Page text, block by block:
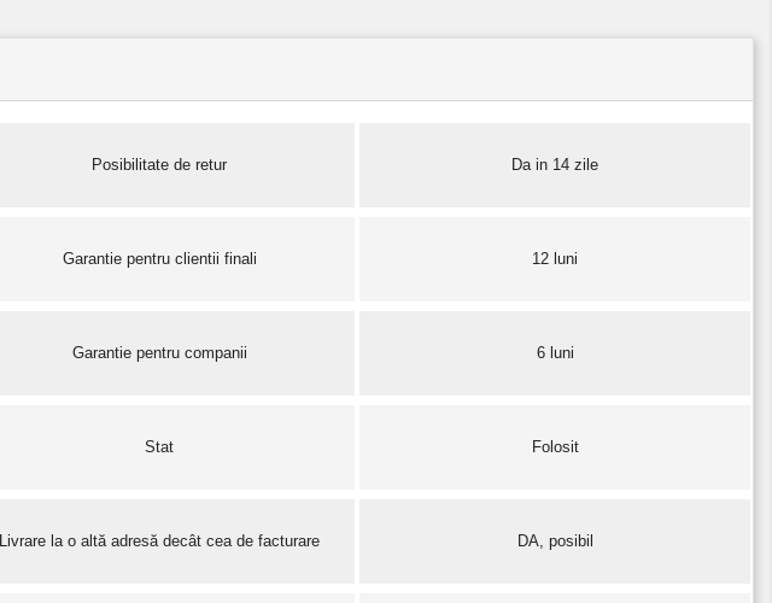
Posibilitate de retur Da in 14 zile
Garantie pentru clientii finali 12 luni
Garantie pentru companii 6 luni
Stat Folosit
Livrare la o altă adresă decât cea de facturare DA, posibil